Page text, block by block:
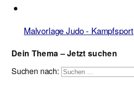
Malvorlage Judo - Kampfsport
Dein Thema – Jetzt suchen
Suchen nach: